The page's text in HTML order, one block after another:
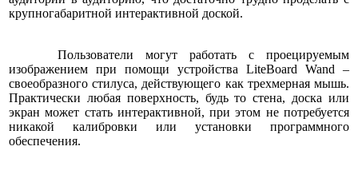
крупногабаритной интерактивной доской.
Пользователи могут работать с проецируемым
изображением при помощи устройства LiteBoard Wand –
своеобразного стилуса, действующего как трехмерная мышь.
Практически любая поверхность, будь то стена, доска или
экран может стать интерактивной, при этом не потребуется
никакой калибровки или установки программного
обеспечения.